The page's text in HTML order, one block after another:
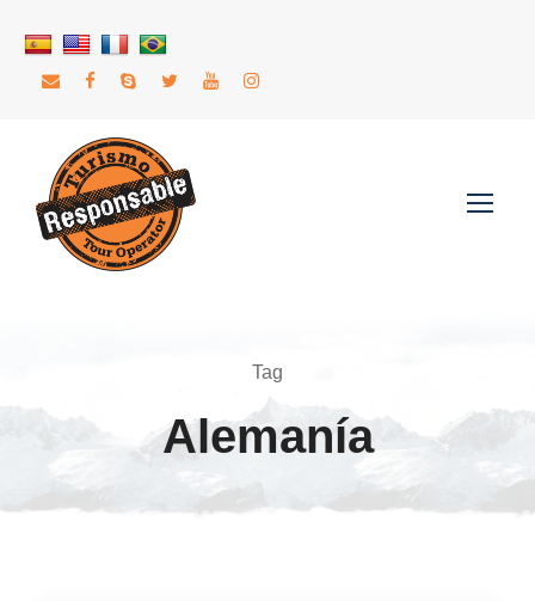
Tag
Alemanía